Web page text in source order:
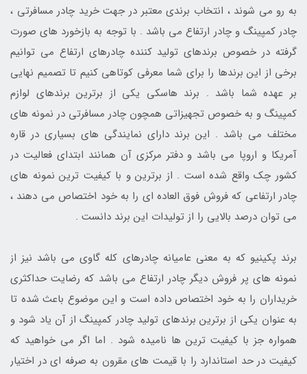
به رو می شوند ، انتخاب برندی معتبر در جهت خرید چادر مسافرتی ،
چادر کمپینگ و چادر ارتفاع می باشد . با توجه به بازخورد های صورت
گرفته در خصوص برندهای تولید کننده چادرهای ارتفاع می توانیم
برخی از این برندها را برای شما معرفی کوتاهی کنیم تا تصمیم نهایی
بر عهده شما باشد . برند هاسکی یکی از برترین برندهای لوازم
کمپینگ و به خصوص تجهیزاتی همچون چادر مسافرتی در نمونه های
مختلف می باشد . این برند دارای نمایندگی های بسیاری در قاره
آمریکا و اروپا می باشد و دفتر مرکزی آن همانند ابتدای فعالیت در
کشور چک واقع شده است . از برترین و با کیفیت ترین نمونه های
چادر ارتفاعی که فروش فوق العاده ای را به خود اختصاص می دهند ،
می توان درصد بالایی را از تولیدات این برند دانست .
برند پکینیو که به معنی عامیانه چادرهای کله گاوی می باشد نیز از
نمونه های پر فروش دیگر چادر ارتفاع می باشد که رضایت حداکثری
خریداران را به خود اختصاص داده است و این موضوع باعث شده تا
به عنوان یکی از برترین برندهای تولید چادر کمپینگ از آن یاد شود و
همواره جز با کیفیت ترین ها نامیده شود . اما اگر می خواهید که
کیفیت در حد استاندارد را با قیمت های مقرون به صرفه ای در اختیار